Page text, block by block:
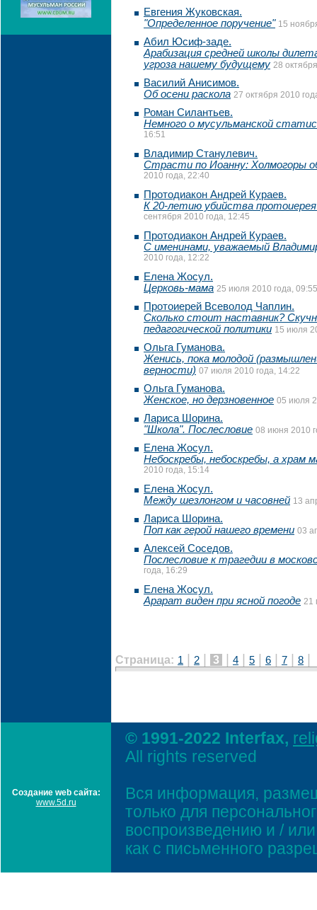
Евгения Жуковская.
"Определенное поручение" 15
Абил Юсиф-заде.
Арабизация средней школы
угроза нашему будущему 28
Василий Анисимов.
Об осени раскола 27 октября 2010
Роман Силантьев.
Немного о мусульманской
16:51
Владимир Станулевич.
Страсти по Иоанну: Холмогоры
2010 года, 22:40
Протодиакон Андрей Кураев.
К 20-летию убийства
сентября 2010 года, 12:45
Протодиакон Андрей Кураев.
С именинами, уважаемый
2010 года, 12:22
Елена Жосул.
Церковь-мама 25 июля 2010 года, 09:55
Протоиерей Всеволод Чаплин.
Сколько стоит наставник?
педагогической политики 15 июля
Ольга Гуманова.
Женись, пока молодой
верности) 07 июля 2010 года, 14:22
Ольга Гуманова.
Женское, но дерзновенное 05 июля
Лариса Шорина.
"Школа". Послесловие 08 июня 2010
Елена Жосул.
Небоскребы, небоскребы, а храм
2010 года, 15:14
Елена Жосул.
Между шезлонгом и часовней 13
Лариса Шорина.
Поп как герой нашего времени 03
Алексей Соседов.
Послесловие к трагедии в
года, 16:29
Елена Жосул.
Арарат виден при ясной погоде 21
Страница: 1 | 2 | 3 | 4 | 5 | 6 | 7 | 8 |
Создание web сайта:
www.5d.ru
© 1991-2022 Interfax,
All rights reserved
Вся информация,
только для
воспроизведению и /
как с письменного